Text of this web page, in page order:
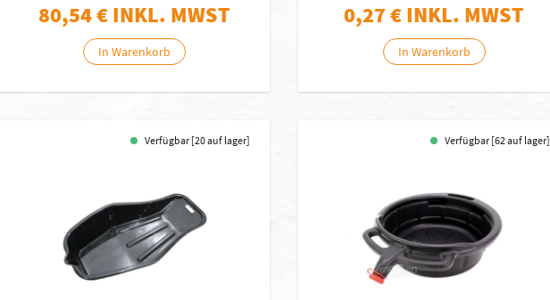
80,54€ INKL. MWST
In Warenkorb
0,27 € INKL. MWST
In Warenkorb
Verfügbar [20 auf lager] Verfügbar [62 auf lager]